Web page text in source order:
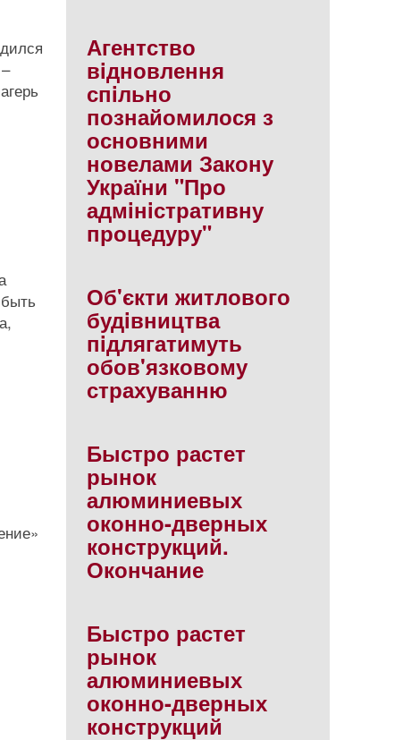
Агентство
вiдновлення
спiльно
познайомилося з
основними
новелами Закону
України "Про
адмiнiстративну
процедуру"
Об'єкти житлового
будiвництва
пiдлягатимуть
обов'язковому
страхуванню
Быстро растет
рынок
алюминиевых
оконно-дверных
конструкций.
Окончание
Быстро растет
рынок
алюминиевых
оконно-дверных
конструкций